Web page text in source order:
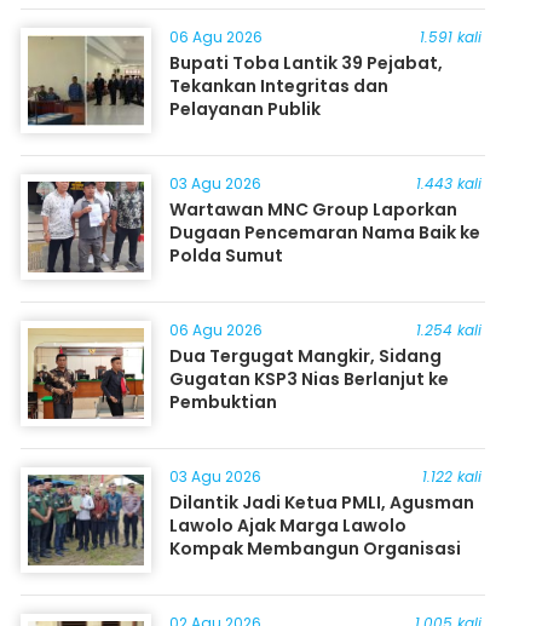
06 Agu 2026 1.591 kali
Bupati Toba Lantik 39 Pejabat,
Tekankan Integritas dan
Pelayanan Publik
03 Agu 2026 1.443 kali
Wartawan MNC Group Laporkan
Dugaan Pencemaran Nama Baik ke
Polda Sumut
06 Agu 2026 1.254 kali
Dua Tergugat Mangkir, Sidang
Gugatan KSP3 Nias Berlanjut ke
Pembuktian
03 Agu 2026 1.122 kali
Dilantik Jadi Ketua PMLI, Agusman
Lawolo Ajak Marga Lawolo
Kompak Membangun Organisasi